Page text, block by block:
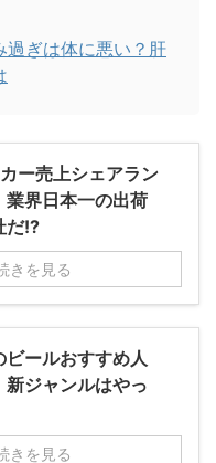
過ぎは体に悪い？肝
ー売上シェアラン
業界日本一の出荷
だ!?
きを見る
ビールおすすめ人
ジャンルはやっ
きを見る